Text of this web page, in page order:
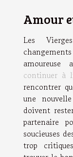
Amour
Les
continuer à
rencontrer
une
doivent
partenaire
soucieuses
trop